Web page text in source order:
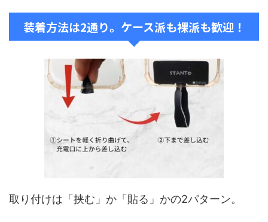
装着方法は2通り。ケース派も裸派も歓迎！
取り付けは「挟む」か「貼る」かの2パターン。